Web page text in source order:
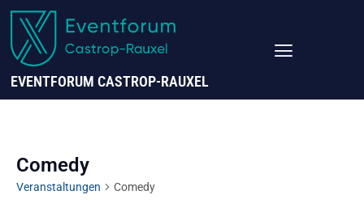
EVENTFORUM CASTROP-RAUXEL
Comedy
Veranstaltungen Comedy